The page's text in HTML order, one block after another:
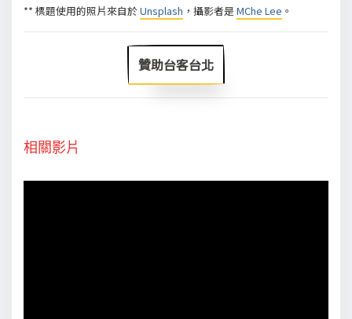
** 標題使用的照片來自於Unsplash ，攝影者是 MChe Lee 。
贊助台客台北
相關影片